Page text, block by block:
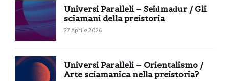
Universi Paralleli – Seiđmađur / Gli
sciamani della preistoria
27 Aprile 2026
Universi Paralleli – Orientalismo /
Arte sciamanica nella preistoria?